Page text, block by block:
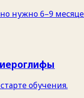
нужно 6–9
обучения.